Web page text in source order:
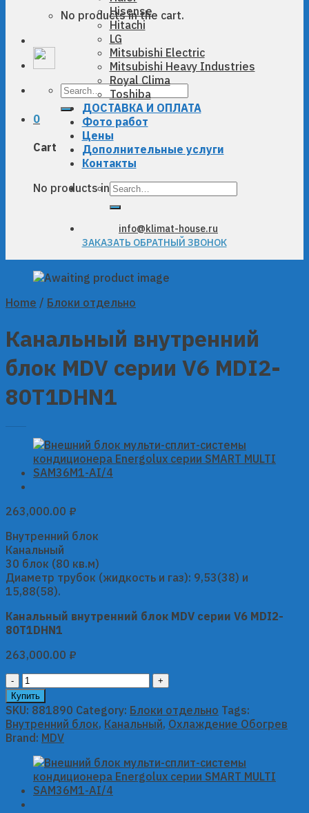
No products in the cart.
Search
0
Cart
No products in the cart.
Hisense
Hitachi
LG
Mitsubishi Electric
Mitsubishi Heavy Industries
Royal Clima
Toshiba
ДОСТАВКА И ОПЛАТА
Фото работ
Цены
Дополнительные услуги
Контакты
Search
info@klimat-house.ru
ЗАКАЗАТЬ ОБРАТНЫЙ ЗВОНОК
Home / Блоки отдельно
Канальный внутренний
блок MDV серии V6 MDI2-
80T1DHN1
263,000.00 ₽
Внутренний блок
Канальный
30 блок (80 кв.м)
Диаметр трубок (жидкость и газ): 9,53(38) и
15,88(58).
Канальный внутренний блок MDV серии V6 MDI2-
80T1DHN1
263,000.00 ₽
Канальный
внутренний
блок
MDV
серии
MDI2-
80T1DHN1
quantity
Купить
SKU: 881890 Category: Блоки отдельно Tags:
Внутренний блок, Канальный, Охлаждение Обогрев
Brand: MDV